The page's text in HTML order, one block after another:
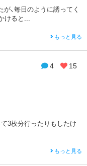
、毎日のように誘ってく
けると...
もっと見る
4 15
3枚分行ったりもしたけ
もっと見る